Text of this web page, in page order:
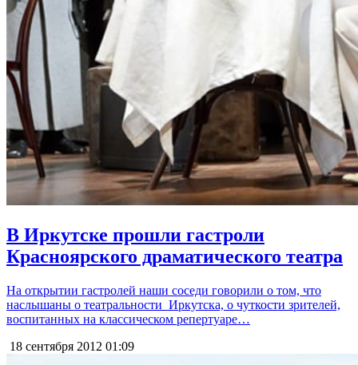
В Иркутске прошли гастроли
Красноярского драматического театра
На открытии гастролей наши соседи говорили о том, что
наслышаны о театральности Иркутска, о чуткости зрителей,
воспитанных на классическом репертуаре…
18 сентября 2012 01:09